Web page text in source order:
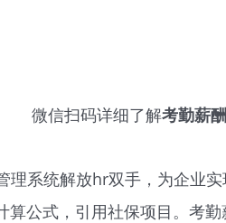
微信扫码详细了解考勤薪
理系统解放hr双手，为企业
算公式，引用社保项目。考